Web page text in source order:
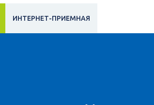
ИНТЕРНЕТ-ПРИЕМНАЯ